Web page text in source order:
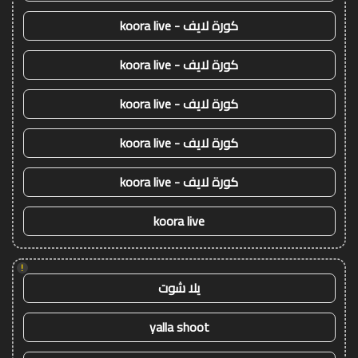
كورة لايف - koora live
كورة لايف - koora live
كورة لايف - koora live
كورة لايف - koora live
كورة لايف - koora live
koora live
!
يلا شوت
yalla shoot